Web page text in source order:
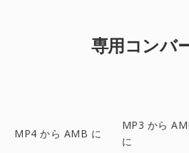
専用コンバ
MP4 から AMB に
MP3 から
に